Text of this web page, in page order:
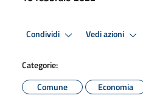
Condividi Vedi azioni
Categorie:
Comune
Economia